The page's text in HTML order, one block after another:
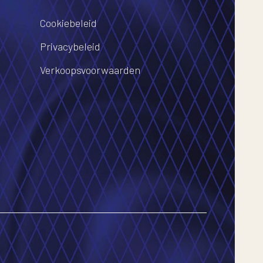
Cookiebeleid
Privacybeleid
Verkoopsvoorwaarden